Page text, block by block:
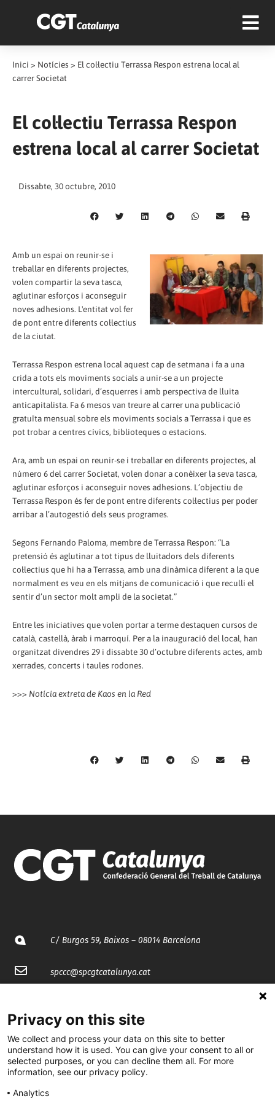
Inici > Notícies > El col·lectiu Terrassa Respon estrena local al
carrer Societat
El col·lectiu Terrassa Respon
estrena local al carrer Societat
Dissabte, 30 octubre, 2010
Amb un espai o­n reunir-se i
treballar en diferents projectes,
volen compartir la seva tasca,
aglutinar esforços i aconseguir
noves adhesions. L'entitat vol fer
de pont entre diferents col·lectius
de la ciutat.
Terrassa Respon estrena local aquest cap de setmana i fa a una
crida a tots els moviments socials a unir-se a un projecte
intercultural, solidari, d’esquerres i amb perspectiva de lluita
anticapitalista. Fa 6 mesos van treure al carrer una publicació
gratuïta mensual sobre els moviments socials a Terrassa i que es
pot trobar a centres cívics, biblioteques o estacions.
Ara, amb un espai o­n reunir-se i treballar en diferents projectes, al
número 6 del carrer Societat, volen donar a conèixer la seva tasca,
aglutinar esforços i aconseguir noves adhesions. L’objectiu de
Terrassa Respon és fer de pont entre diferents col·lectius per poder
arribar a l’autogestió dels seus programes.
Segons Fernando Paloma, membre de Terrassa Respon: “La
pretensió és aglutinar a tot tipus de lluitadors dels diferents
col·lectius que hi ha a Terrassa, amb una dinàmica diferent a la que
normalment es veu en els mitjans de comunicació i que reculli el
sentir d’un sector molt ampli de la societat.”
Entre les iniciatives que volen portar a terme destaquen cursos de
català, castellà, àrab i marroquí. Per a la inauguració del local, han
organitzat divendres 29 i dissabte 30 d’octubre diferents actes, amb
xerrades, concerts i taules rodones.
>>> Notícia extreta de Kaos en la Red
C/ Burgos 59, Baixos – 08014 Barcelona
spccc@spcgtcatalunya.cat
@CGTCatalunya
cgtcatalunya
Privacy on this site
We collect and process your data on this site to better
understand how it is used. You can give your consent to all or
selected purposes, or you can decline them all. For more
information, see our privacy policy.
Analytics